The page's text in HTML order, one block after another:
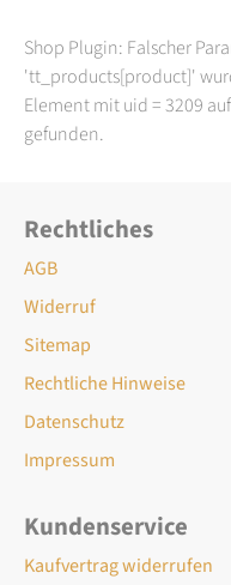
Shop Plugin: Falscher
'tt_products[product]'
Element mit uid = 3209
gefunden.
Rechtliches
AGB
Widerruf
Sitemap
Rechtliche Hinweise
Datenschutz
Impressum
Kundenservice
Kaufvertrag widerrufen